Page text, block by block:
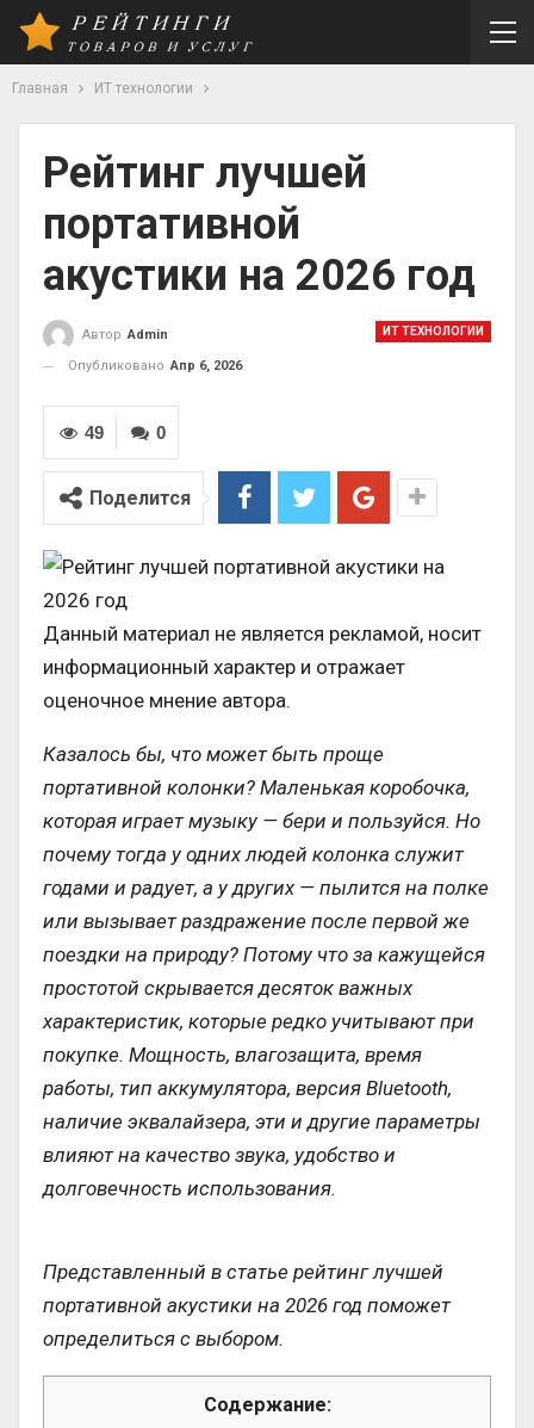
Главная ИТ технологии
Рейтинг лучшей
портативной
акустики на 2026 год
ИТ ТЕХНОЛОГИИ
Автор Admin
Опубликовано Апр 6, 2026
0
49
Поделится
Данный материал не является рекламой, носит
информационный характер и отражает
оценочное мнение автора.
Казалось бы, что может быть проще
портативной колонки? Маленькая коробочка,
которая играет музыку — бери и пользуйся. Но
почему тогда у одних людей колонка служит
годами и радует, а у других — пылится на полке
или вызывает раздражение после первой же
поездки на природу? Потому что за кажущейся
простотой скрывается десяток важных
характеристик, которые редко учитывают при
покупке. Мощность, влагозащита, время
работы, тип аккумулятора, версия Bluetooth,
наличие эквалайзера, эти и другие параметры
влияют на качество звука, удобство и
долговечность использования.
Представленный в статье рейтинг лучшей
портативной акустики на 2026 год поможет
определиться с выбором.
Содержание: